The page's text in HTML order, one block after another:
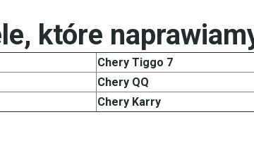
które
Chery Tiggo 7
Chery QQ
Chery Karry